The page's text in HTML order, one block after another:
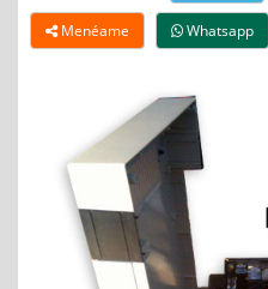
Menéame Whatsapp